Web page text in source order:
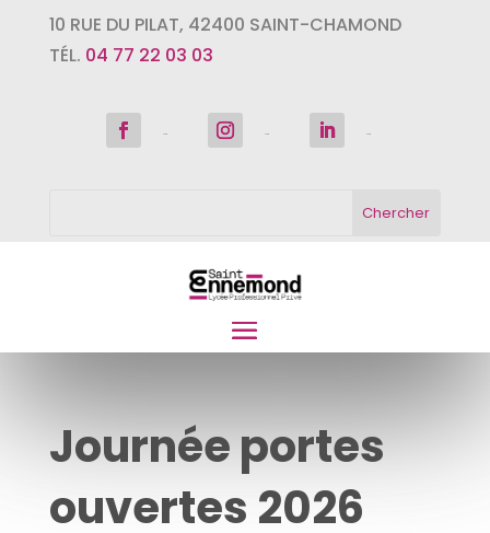
10 RUE DU PILAT, 42400 SAINT-CHAMOND
TÉL. 04 77 22 03 03
Journée portes
ouvertes 2026